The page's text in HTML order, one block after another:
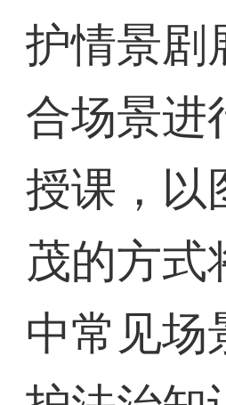
护情景剧
合场景进
授课，以
茂的方式
中常见场